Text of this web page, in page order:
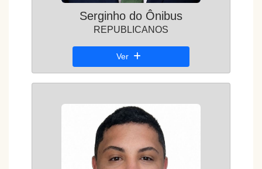
Serginho do Ônibus
REPUBLICANOS
Ver